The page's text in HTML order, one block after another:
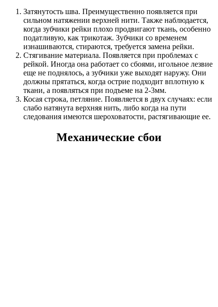
Затянутость шва. Преимущественно появляется при
сильном натяжении верхней нити. Также наблюдается,
когда зубчики рейки плохо продвигают ткань, особенно
податливую, как трикотаж. Зубчики со временем
изнашиваются, стираются, требуется замена рейки.
Стягивание материала. Появляется при проблемах с
рейкой. Иногда она работает со сбоями, игольное лезвие
еще не поднялось, а зубчики уже выходят наружу. Они
должны прятаться, когда острие подходит вплотную к
ткани, а появляться при подъеме на 2-3мм.
Косая строка, петляние. Появляется в двух случаях: если
слабо натянута верхняя нить, либо когда на пути
следования имеются шероховатости, растягивающие ее.
Механические сбои